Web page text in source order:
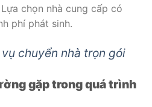
chọn nhà cung cấp có
phí phát sinh.
chuyển nhà trọn gói
gặp trong quá trình